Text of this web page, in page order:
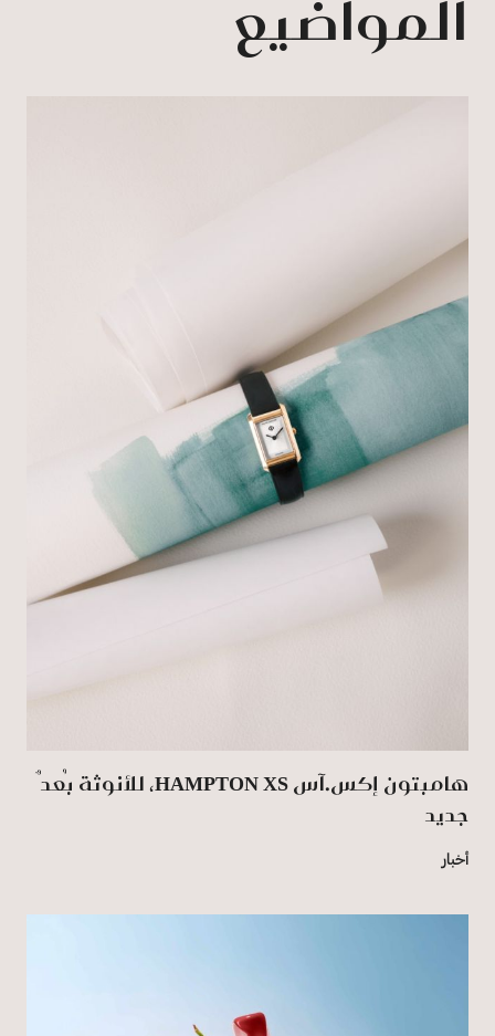
هامبتون إكس.آس HAMPTON XS، للأنوثة بُعدٌ
جديد
أخبار